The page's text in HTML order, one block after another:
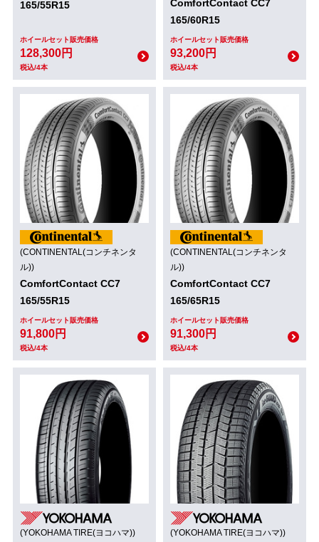
165/55R15
ホイールセット販売価格
128,300円
税込/4本
ComfortContact CC7
165/60R15
ホイールセット販売価格
93,200円
税込/4本
(CONTINENTAL(コンチネンタ
ル))
ComfortContact CC7
165/55R15
ホイールセット販売価格
91,800円
税込/4本
(CONTINENTAL(コンチネンタ
ル))
ComfortContact CC7
165/65R15
ホイールセット販売価格
91,300円
税込/4本
(YOKOHAMA TIRE(ヨコハマ)) (YOKOHAMA TIRE(ヨコハマ))